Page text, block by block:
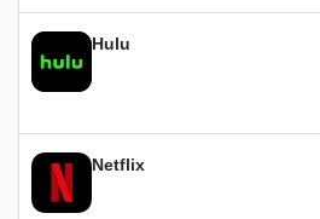
た。
Hulu
Netflix